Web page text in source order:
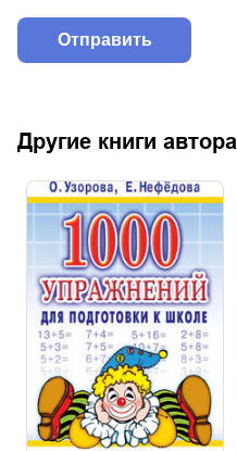
Другие книги автора